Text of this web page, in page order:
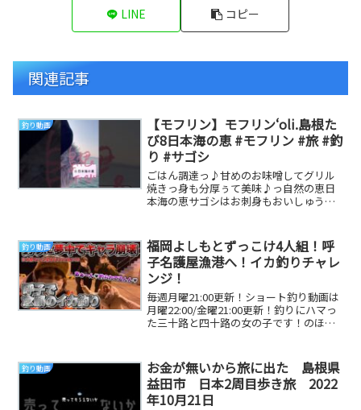
LINE コピー
関連記事
釣り動画
【モフリン】モフリン‘oli.島根た
び8日本海の恵 #モフリン #旅 #釣
り #サゴシ
ごはん調達っ♪甘めのお味噌してグリル
焼きっ身も分厚ぅて美味♪っ自然の恵日
本海の恵サゴシはお刺身もおいしゅうて
釣り動画
福岡よしもとずっこけ4人組！呼
子名護屋漁港へ！イカ釣りチャレ
ンジ！
毎週月曜21:00更新！ショート釣り動画は
月曜22:00/金曜21:00更新！釣りにハマっ
た三十路と四十路の女の子です！のほほ
釣り動画
お金が無いから旅に出た 島根県
益田市 日本2周目歩き旅 2022
年10月21日